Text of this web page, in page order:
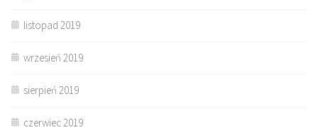
listopad 2019
wrzesień 2019
sierpień 2019
czerwiec 2019